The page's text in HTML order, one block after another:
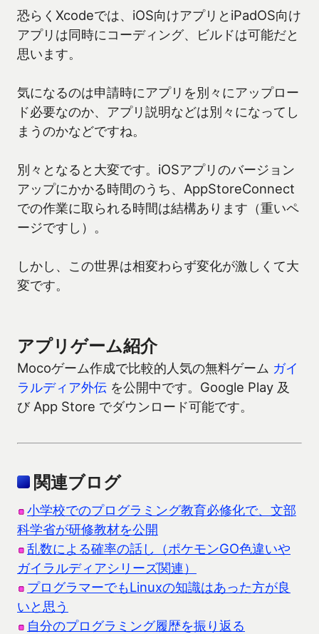
恐らくXcodeでは、iOS向けアプリとiPadOS向け
アプリは同時にコーディング、ビルドは可能だと
思います。
気になるのは申請時にアプリを別々にアップロー
ド必要なのか、アプリ説明などは別々になってし
まうのかなどですね。
別々となると大変です。iOSアプリのバージョン
アップにかかる時間のうち、AppStoreConnect
での作業に取られる時間は結構あります（重いペ
ージですし）。
しかし、この世界は相変わらず変化が激しくて大
変です。
アプリゲーム紹介
Mocoゲーム作成で比較的人気の無料ゲーム ガイ
ラルディア外伝 を公開中です。Google Play 及
び App Store でダウンロード可能です。
関連ブログ
小学校でのプログラミング教育必修化で、文部
科学省が研修教材を公開
乱数による確率の話し（ポケモンGO色違いや
ガイラルディアシリーズ関連）
プログラマーでもLinuxの知識はあった方が良
いと思う
自分のプログラミング履歴を振り返る